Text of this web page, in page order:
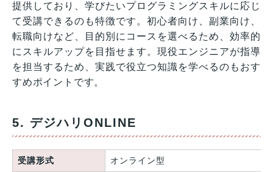
提供しており、学びたいプログラミングスキルに応じ
て受講できるのも特徴です。初心者向け、副業向け、
転職向けなど、目的別にコースを選べるため、効率的
にスキルアップを目指せます。現役エンジニアが指導
を担当するため、実践で役立つ知識を学べるのもおす
すめポイントです。
5. デジハリONLINE
受講形式 オンライン型